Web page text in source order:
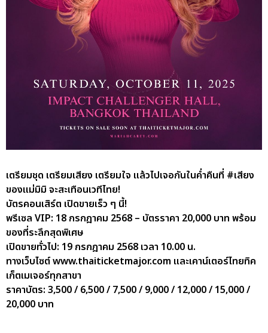
เตรียมชุด เตรียมเสียง เตรียมใจ แล้วไปเจอกันในค่ำคืนที่ #เสียง
ของแม่มิมิ จะสะเทือนเวทีไทย!
บัตรคอนเสิร์ต เปิดขายเร็ว ๆ นี้!
พรีเซล VIP: 18 กรกฎาคม 2568 – บัตรราคา 20,000 บาท พร้อม
ของที่ระลึกสุดพิเศษ
เปิดขายทั่วไป: 19 กรกฎาคม 2568 เวลา 10.00 น.
ทางเว็บไซต์ www.thaiticketmajor.com และเคาน์เตอร์ไทยทิค
เก็ตเมเจอร์ทุกสาขา
ราคาบัตร: 3,500 / 6,500 / 7,500 / 9,000 / 12,000 / 15,000 /
20,000 บาท